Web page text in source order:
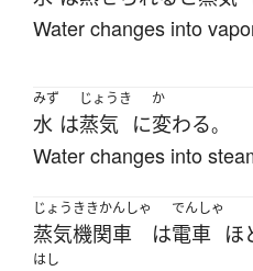
Water changes into
みず
水 は
じょうき
蒸気 に
か
変わる。
Water changes into
じょうききかんしゃ
蒸気機関車 は
でんしゃ
電車 ほ
はし